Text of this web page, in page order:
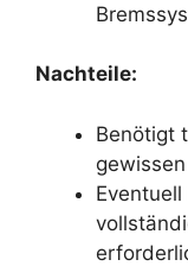
Nachteile:
Benötigt